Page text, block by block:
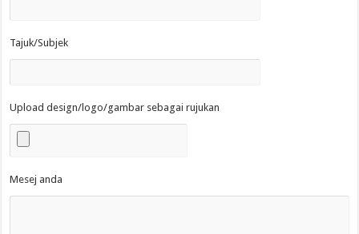
Tajuk/Subjek
Upload design/logo/gambar sebagai rujukan
Mesej anda